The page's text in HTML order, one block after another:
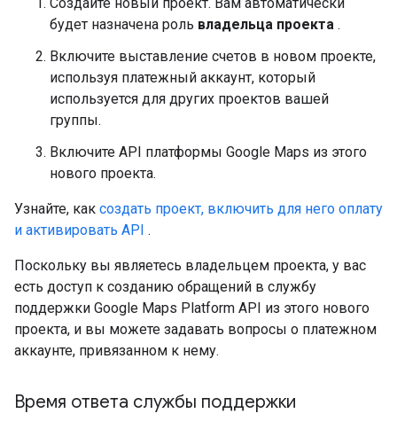
будет назначена роль владельца проекта .
Включите выставление счетов в новом проекте,
используя платежный аккаунт, который
используется для других проектов вашей
группы.
Включите API платформы Google Maps из этого
нового проекта.
Узнайте, как создать проект, включить для него оплату
и активировать API .
Поскольку вы являетесь владельцем проекта, у вас
есть доступ к созданию обращений в службу
поддержки Google Maps Platform API из этого нового
проекта, и вы можете задавать вопросы о платежном
аккаунте, привязанном к нему.
Время ответа службы поддержки